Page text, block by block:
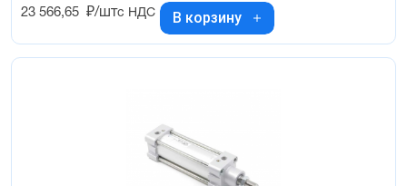
23 566,65 ₽/штс НДС В корзину